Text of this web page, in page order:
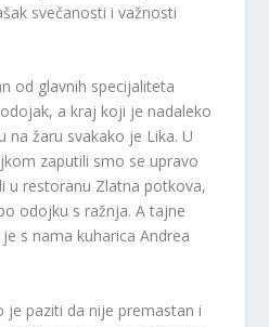
svečanosti i važnosti
od glavnih specijaliteta
a kraj koji je nadaleko
žaru svakako je Lika. U
zaputili smo se upravo
u restoranu Zlatna potkova,
odojku s ražnja. A tajne
s nama kuharica Andrea
je paziti da nije premastan i